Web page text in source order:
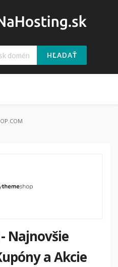
HĽADAŤ
Najnovšie
a Akcie